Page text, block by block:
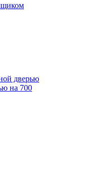
на 700